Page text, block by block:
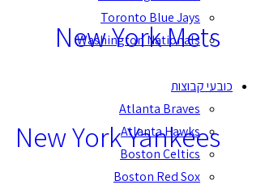
New York Mets
New York Yankees
Toronto Blue Jays
Washington Nationals
כובעי קבוצות
Atlanta Braves
Atlanta Hawks
Boston Celtics
Boston Red Sox